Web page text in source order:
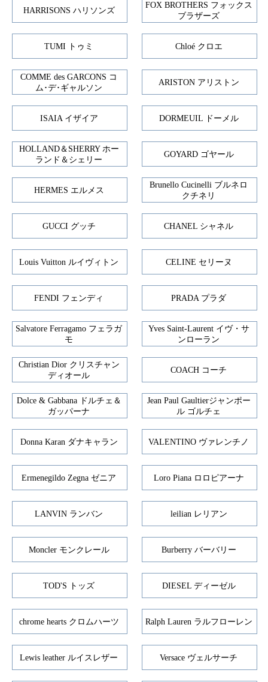
HARRISONS ハリソンズ
FOX BROTHERS フォックス
ブラザーズ
TUMI トゥミ Chloé クロエ
COMME des GARCONS コ
ム･デ･ギャルソン
ARISTON アリストン
ISAIA イザイア DORMEUIL ドーメル
HOLLAND＆SHERRY ホー
ランド＆シェリー
GOYARD ゴヤール
HERMES エルメス
Brunello Cucinelli ブルネロ
クチネリ
GUCCI グッチ CHANEL シャネル
Louis Vuitton ルイヴィトン CELINE セリーヌ
FENDI フェンディ PRADA プラダ
Salvatore Ferragamo フェラガ
モ
Yves Saint-Laurent イヴ・サ
ンローラン
Christian Dior クリスチャン
ディオール
COACH コーチ
Dolce & Gabbana ドルチェ＆
ガッパーナ
Jean Paul Gaultierジャンポー
ル ゴルチェ
Donna Karan ダナキャラン VALENTINO ヴァレンチノ
Ermenegildo Zegna ゼニア Loro Piana ロロピアーナ
LANVIN ランバン leilian レリアン
Moncler モンクレール Burberry バーバリー
TOD'S トッズ DIESEL ディーゼル
chrome hearts クロムハーツ Ralph Lauren ラルフローレン
Lewis leather ルイスレザー Versace ヴェルサーチ